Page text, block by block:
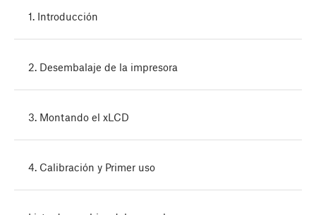
1. Introducción
2. Desembalaje de la impresora
3. Montando el xLCD
4. Calibración y Primer uso